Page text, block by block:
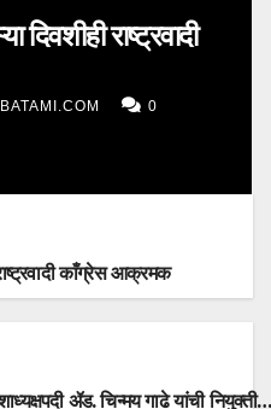
दिवशीही राष्ट्रवादी
0
काँग्रेस आक्रमक
ॲड. चिन्मय गाढे यांची नियुक्ती…